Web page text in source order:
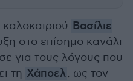
Βασίλιε
στο επίσημο κανάλι
για τους λόγους που
τη Χάποελ, ως τον